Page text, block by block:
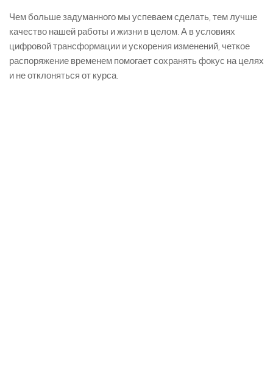
Чем больше задуманного мы успеваем сделать, тем лучше
качество нашей работы и жизни в целом. А в условиях
цифровой трансформации и ускорения изменений, четкое
распоряжение временем помогает сохранять фокус на целях
и не отклоняться от курса.